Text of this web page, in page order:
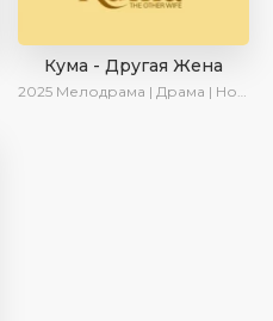
Кума - Другая Жена
2025 Мелодрама | Драма | Новинки | Сериалы 2025